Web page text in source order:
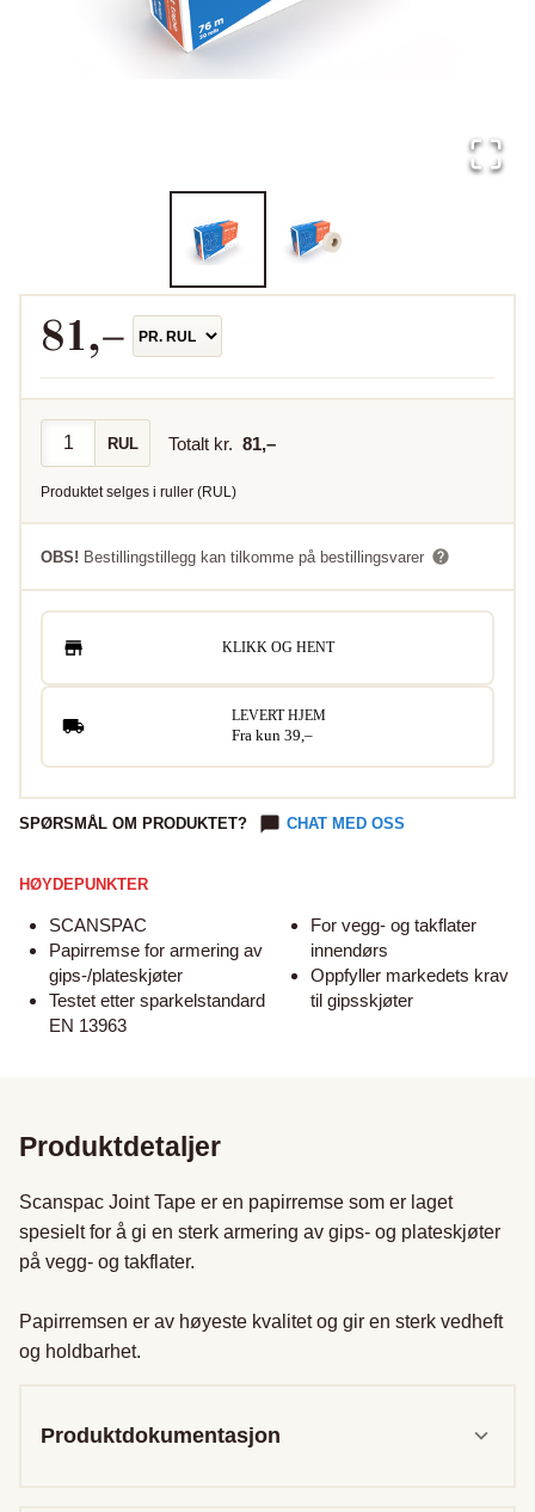
81,–
RUL Totalt kr. 81,–
Produktet selges i ruller (RUL)
OBS! Bestillingstillegg kan tilkomme på bestillingsvarer
KLIKK OG HENT
LEVERT HJEM
Fra kun 39,–
SPØRSMÅL OM PRODUKTET? CHAT MED OSS
HØYDEPUNKTER
SCANSPAC
Papirremse for armering av
gips-/plateskjøter
Testet etter sparkelstandard
EN 13963
For vegg- og takflater
innendørs
Oppfyller markedets krav
til gipsskjøter
Produktdetaljer
Scanspac Joint Tape er en papirremse som er laget
spesielt for å gi en sterk armering av gips- og plateskjøter
på vegg- og takflater.
Papirremsen er av høyeste kvalitet og gir en sterk vedheft
og holdbarhet.
Produktdokumentasjon